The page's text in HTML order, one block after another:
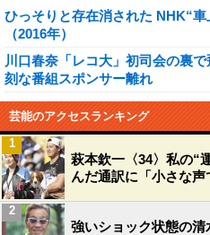
ひっそりと存在消された NHK“
（2016年）
川口春奈「レコ大」初司会の裏
刻な番組スポンサー離れ
芸能のアクセスランキング
萩本欽一〈34〉私の
んだ通訳に「小さな声
1
強いショック状態の
2